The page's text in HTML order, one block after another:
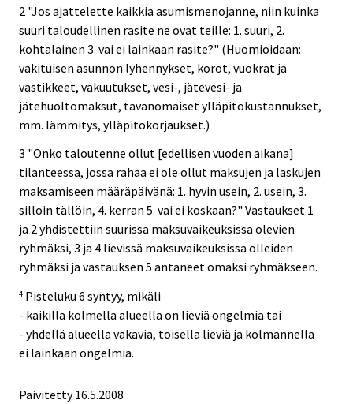
2 "Jos ajattelette kaikkia asumismenojanne, niin kuinka
suuri taloudellinen rasite ne ovat teille: 1. suuri, 2.
kohtalainen 3. vai ei lainkaan rasite?" (Huomioidaan:
vakituisen asunnon lyhennykset, korot, vuokrat ja
vastikkeet, vakuutukset, vesi-, jätevesi- ja
jätehuoltomaksut, tavanomaiset ylläpitokustannukset,
mm. lämmitys, ylläpitokorjaukset.)
3 "Onko taloutenne ollut [edellisen vuoden aikana]
tilanteessa, jossa rahaa ei ole ollut maksujen ja laskujen
maksamiseen määräpäivänä: 1. hyvin usein, 2. usein, 3.
silloin tällöin, 4. kerran 5. vai ei koskaan?" Vastaukset 1
ja 2 yhdistettiin suurissa maksuvaikeuksissa olevien
ryhmäksi, 3 ja 4 lievissä maksuvaikeuksissa olleiden
ryhmäksi ja vastauksen 5 antaneet omaksi ryhmäkseen.
4 Pisteluku 6 syntyy, mikäli
- kaikilla kolmella alueella on lieviä ongelmia tai
- yhdellä alueella vakavia, toisella lieviä ja kolmannella
ei lainkaan ongelmia.
Päivitetty16.5.2008